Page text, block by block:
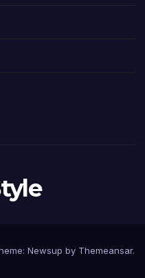
Newsup by Themeansar.